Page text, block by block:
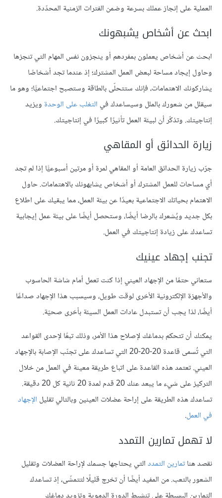
العملية على إنجاز عملك بسرعة وضمن الفترات الزمنية المحدّدة.
ابحث عن أشخاص يشبهونك
ابحث عن أشخاص يعملون بمفردهم أو ينجزون نفس المهام التي تنجزها
وحاول إيجاد مساحة لبعض العمل المشترك؛ إذ عندما تجد أشخاصًا
يشاركونك الاهتمامات، فإنك ستتحلّى بالطاقة وستصبح اجتماعيًّا؛ وهو ما
سيقلل من شعورك بالملل وسيساعدك في التغلب على الوحدة ويزيد
إنتاجيتك. وتذكّر أن لبيئة العمل تأثيرًا كبيرًا في إنتاجيتك.
زيارة الحدائق أو المقاهي
جرّب زيارة الحدائق العامة أو المقاهي لمرة أو مرتين أسبوعيًّا إذا لم تجد
أي مساحات للعمل المشترك أو أشخاص يشابهونك بالاهتمامات. حاول
الاهتمام بحياتك الاجتماعية بعيدًا عن بيئة العمل، مما يبقيك على اطلاع
بكل جديد ويُشعرك بالرضا أيضًا، وستحصل أيضًا على بيئة عمل إيجابية
تساعدك على زيادة إنتاجيتك في العمل.
تجنب إجهاد عينيك
ستعاني حتمًا من الإجهاد العيني إذا كنت تعمل أمام شاشة الحاسوب
والأجهزة الإلكترونية الأخرى لوقت طويل، وسيسبب هذا الإجهاد صداعًا
أيضًا، لذا يجب أن تستبدل عادات العمل السيئة بأخرى صحيّة.
يمكنك أن تتحكم بدماغك لإصلاح هذا الأمر، وذلك تبعًا لإحدى القواعد
التي تُسمى قاعدة 20-20-20 التي تساعدك على تجنّب الإصابة بالإجهاد
العيني. تعتمد هذه القاعدة على اتباع طريقة معينة في العمل من خلال
التركيز على شيء ما يبعد عنك 20 قدم لمدة 20 ثانية كل 20 دقيقة.
تساعدك هذه الطريقة على إراحة عضلات العينين وبالتالي تقليل الإجهاد
في العمل.
لا تهمل تمارين التمدد
نقصد هناتمارين التمددالتي يحتاجها جسمك لإراحة العضلات وتقليل
الشعور بالتعب. من المفيد أيضًا أن تخرج قليلًا لتتمشّى، إذ تساعدك